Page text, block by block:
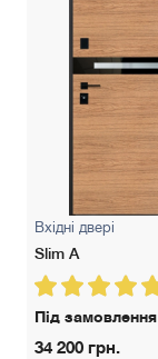
Вхідні двері
Slim A
Під замовлення
34 200 грн.